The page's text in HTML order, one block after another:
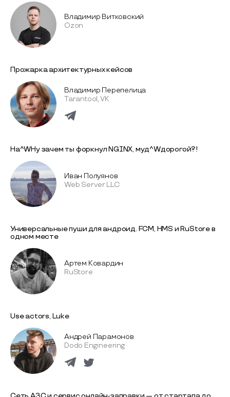
Владимир Витковский
Ozon
Прожарка архитектурных кейсов
Владимир Перепелица
Tarantool, VK
На^WНу зачем ты форкнул NGINX, муд^Wдорогой?!
Иван Полуянов
Web Server LLC
Универсальные пуши для андроид. FCM, HMS и RuStore в
одном месте
Артем Ковардин
RuStore
Use actors, Luke
Андрей Парамонов
Dodo Engineering